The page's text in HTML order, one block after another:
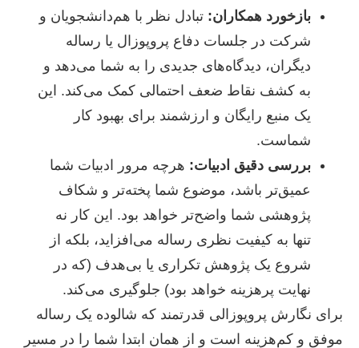
بازخورد همکاران: تبادل نظر با هم‌دانشجویان و
شرکت در جلسات دفاع پروپوزال یا رساله
دیگران، دیدگاه‌های جدیدی را به شما می‌دهد و
به کشف نقاط ضعف احتمالی کمک می‌کند. این
یک منبع رایگان و ارزشمند برای بهبود کار
شماست.
بررسی دقیق ادبیات: هرچه مرور ادبیات شما
عمیق‌تر باشد، موضوع شما پخته‌تر و شکاف
پژوهشی شما واضح‌تر خواهد بود. این کار نه
تنها به کیفیت نظری رساله می‌افزاید، بلکه از
شروع یک پژوهش تکراری یا بی‌هدف (که در
نهایت پرهزینه خواهد بود) جلوگیری می‌کند.
برای نگارش پروپوزالی قدرتمند که شالوده یک رساله
موفق و کم‌هزینه است و از همان ابتدا شما را در مسیر